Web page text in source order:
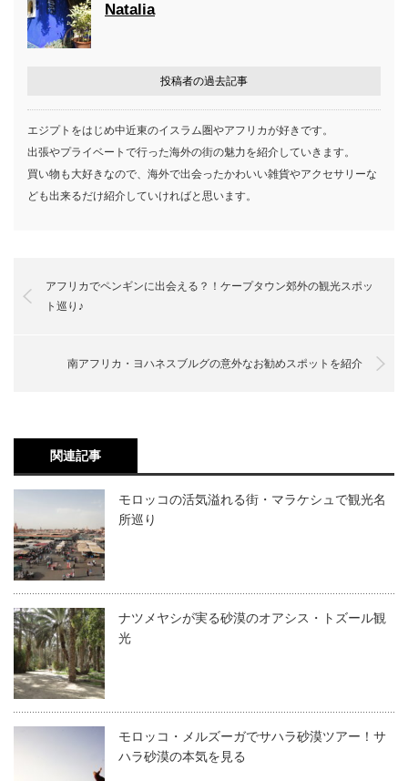
Natalia
投稿者の過去記事
エジプトをはじめ中近東のイスラム圏やアフリカが好きです。
出張やプライベートで行った海外の街の魅力を紹介していきます。
買い物も大好きなので、海外で出会ったかわいい雑貨やアクセサリーな
ども出来るだけ紹介していければと思います。
アフリカでペンギンに出会える？！ケープタウン郊外の観光スポッ
ト巡り♪
南アフリカ・ヨハネスブルグの意外なお勧めスポットを紹介
関連記事
モロッコの活気溢れる街・マラケシュで観光名
所巡り
ナツメヤシが実る砂漠のオアシス・トズール観
光
モロッコ・メルズーガでサハラ砂漠ツアー！サ
ハラ砂漠の本気を見る